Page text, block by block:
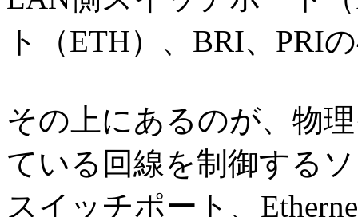
ト（ETH）、BRI、PRI
その上にあるのが、物
ている回線を制御する
スイッチポート、